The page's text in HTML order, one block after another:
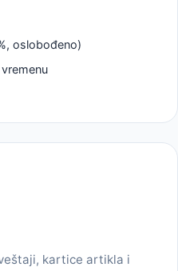
oslobođeno)
kartice artikla i